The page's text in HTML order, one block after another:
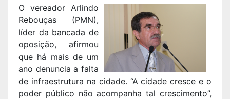
O vereador Arlindo
Rebouças (PMN),
líder da bancada de
oposição, afirmou
que há mais de um
ano denuncia a falta
de infraestrutura na cidade. “A cidade cresce e o
poder público não acompanha tal crescimento”,